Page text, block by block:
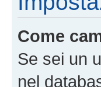
Come
Se sei un
nel